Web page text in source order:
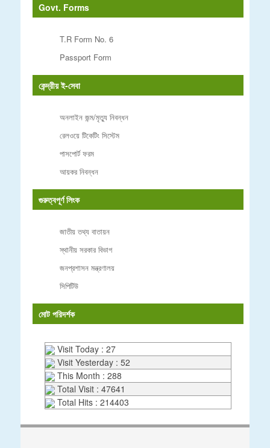
Govt. Forms
T.R Form No. 6
Passport Form
কেন্দ্রীয় ই-সেবা
অনলাইন জন্ম/মৃত্যু নিবন্ধন
রেলওয়ে টিকেটিং সিস্টেম
পাসপোর্ট ফরম
আয়কর নিবন্ধন
গুরুত্বপূর্ণ লিংক
জাতীয় তথ্য বাতায়ন
স্থানীয় সরকার বিভাগ
জনপ্রশাসন মন্ত্রণালয়
সিপিটিউ
মোট পরিদর্শক
Visit Today : 27
Visit Yesterday : 52
This Month : 288
Total Visit : 47641
Total Hits : 214403